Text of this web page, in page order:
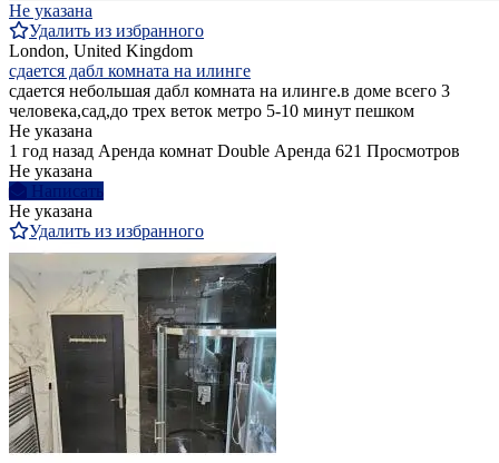
Не указана
Удалить из избранного
London, United Kingdom
сдается дабл комната на илинге
сдается небольшая дабл комната на илинге.в доме всего 3
человека,сад,до трех веток метро 5-10 минут пешком
Не указана
1 год назад Аренда комнат Double Аренда 621 Просмотров
Не указана
Написать
Не указана
Удалить из избранного